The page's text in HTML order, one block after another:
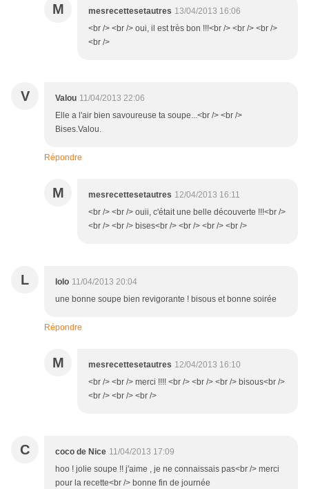
M mesrecettesetautres 13/04/2013 16:06
<br /> <br /> oui, il est très bon !!!<br /> <br /> <br />
<br />
V Valou 11/04/2013 22:06
Elle a l'air bien savoureuse ta soupe...<br /> <br />
Bises.Valou.
Répondre
M mesrecettesetautres 12/04/2013 16:11
<br /> <br /> ouii, c'était une belle découverte !!!<br />
<br /> <br /> bises<br /> <br /> <br /> <br />
L lolo 11/04/2013 20:04
une bonne soupe bien revigorante ! bisous et bonne soirée
Répondre
M mesrecettesetautres 12/04/2013 16:10
<br /> <br /> merci !!!! <br /> <br /> <br /> bisous<br />
<br /> <br /> <br />
C coco de Nice 11/04/2013 17:09
hoo ! jolie soupe !! j'aime , je ne connaissais pas<br /> merci
pour la recette<br /> bonne fin de journée